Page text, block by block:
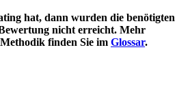
hat, dann wurden die benötigten
nicht erreicht. Mehr
finden Sie im Glossar.